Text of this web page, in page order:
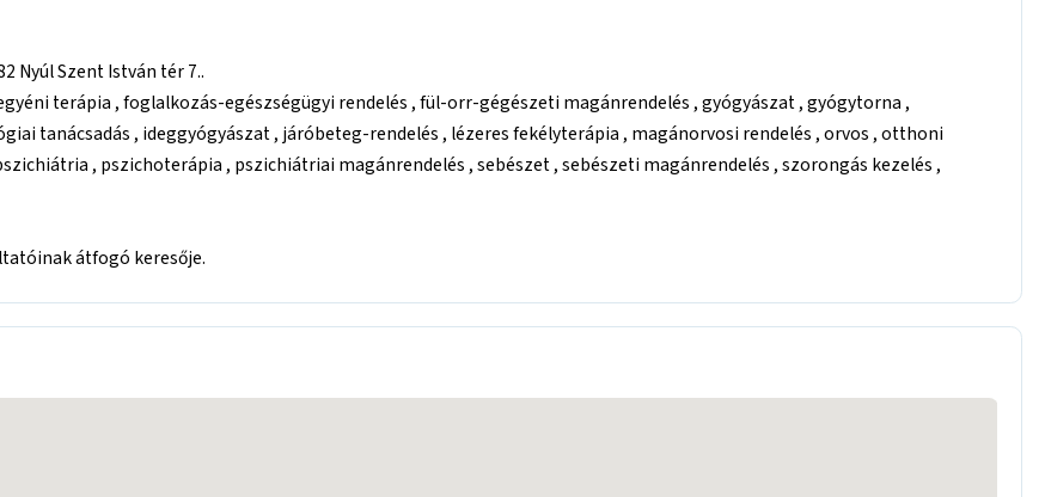
Nyúl Szent István tér 7..
terápia , foglalkozás-egészségügyi rendelés , fül-orr-gégészeti magánrendelés , gyógyászat , gyógytorna ,
tanácsadás , ideggyógyászat , járóbeteg-rendelés , lézeres fekélyterápia , magánorvosi rendelés , orvos , otthoni
, pszichoterápia , pszichiátriai magánrendelés , sebészet , sebészeti magánrendelés , szorongás kezelés ,
átfogó keresője.